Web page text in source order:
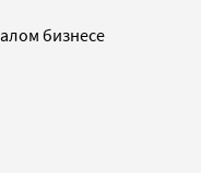
бизнесе